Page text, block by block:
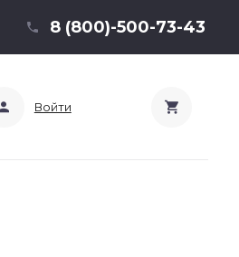
8 (800)-500-73-43
Войти